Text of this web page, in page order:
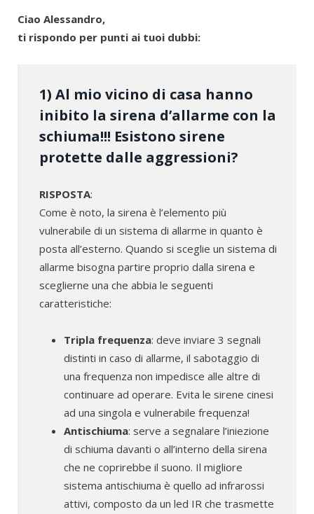
Ciao Alessandro,
ti rispondo per punti ai tuoi dubbi:
1) Al mio vicino di casa hanno
inibito la sirena d’allarme con la
schiuma!!! Esistono sirene
protette dalle aggressioni?
RISPOSTA:
Come è noto, la sirena è l’elemento più
vulnerabile di un sistema di allarme in quanto è
posta all’esterno. Quando si sceglie un sistema di
allarme bisogna partire proprio dalla sirena e
sceglierne una che abbia le seguenti
caratteristiche:
Tripla frequenza: deve inviare 3 segnali
distinti in caso di allarme, il sabotaggio di
una frequenza non impedisce alle altre di
continuare ad operare. Evita le sirene cinesi
ad una singola e vulnerabile frequenza!
Antischiuma: serve a segnalare l’iniezione
di schiuma davanti o all’interno della sirena
che ne coprirebbe il suono. Il migliore
sistema antischiuma è quello ad infrarossi
attivi, composto da un led IR che trasmette